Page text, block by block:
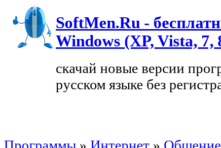
SoftMen.Ru -
Windows (XP, Vista, 7,
скачай новые версии
русском языке без